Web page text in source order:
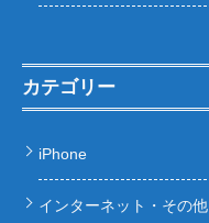
カテゴリー
iPhone
インターネット・その他